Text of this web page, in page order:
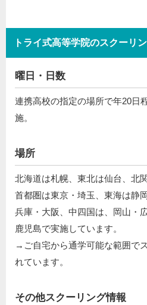
トライ式高等学院のスクーリ
曜日・日数
連携高校の指定の場所で年20日
施。
場所
北海道は札幌、東北は仙台、北
首都圏は東京・埼玉、東海は静
兵庫・大阪、中四国は、岡山・
鹿児島で実施しています。
→ご自宅から通学可能な範囲で
れています。
その他スクーリング情報